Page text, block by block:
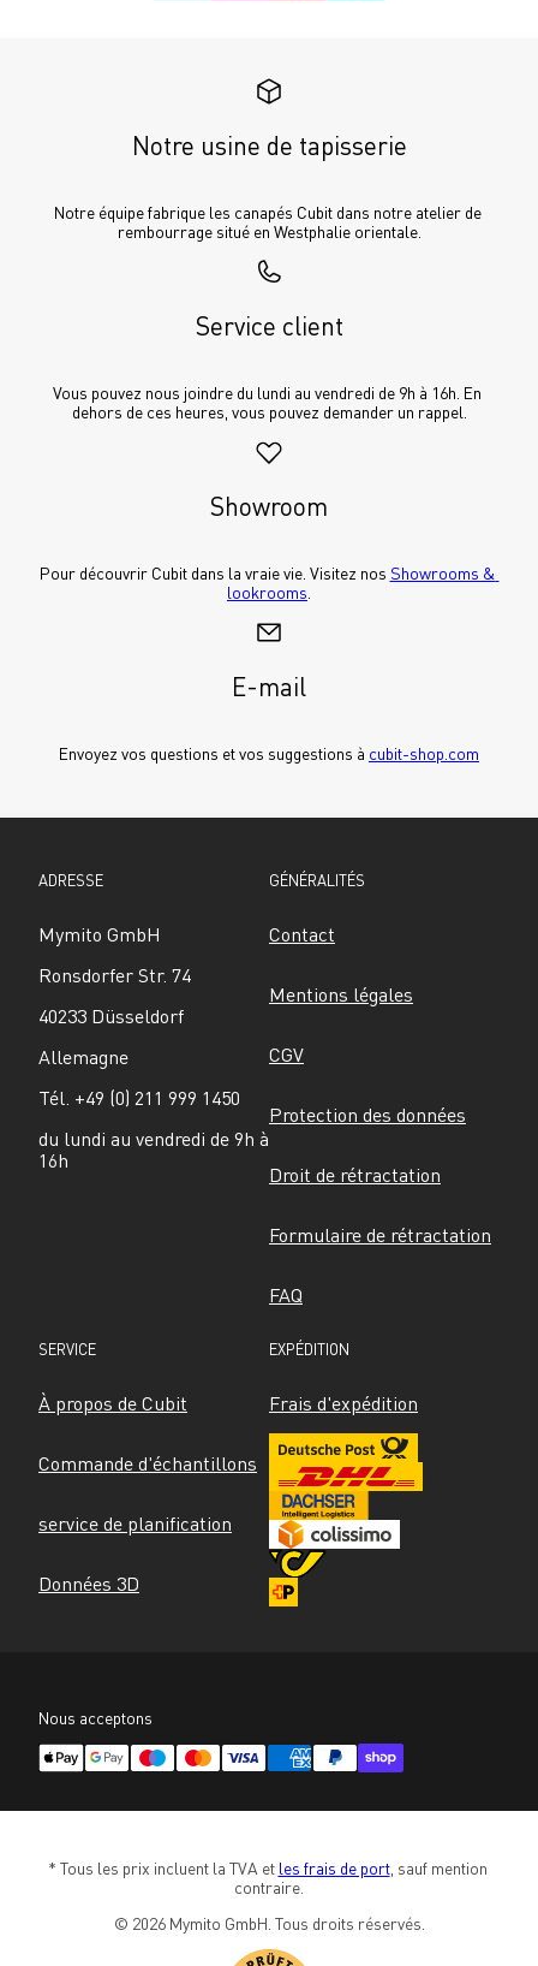
Notre usine de tapisserie
Notre équipe fabrique les canapés Cubit dans notre atelier de
rembourrage situé en Westphalie orientale.
Service client
Vous pouvez nous joindre du lundi au vendredi de 9h à 16h. En
dehors de ces heures, vous pouvez demander un rappel.
Showroom
Pour découvrir Cubit dans la vraie vie. Visitez nos Showrooms &
lookrooms
E-mail
Envoyez vos questions et vos suggestions à cubit-shop.com
ADRESSE
Mymito GmbH
Ronsdorfer Str. 74
40233 Düsseldorf
Allemagne
Tél. +49 (0) 211 999 1450
du lundi au vendredi de 9h à
16h
GÉNÉRALITÉS
Contact
Mentions légales
CGV
Protection des données
Droit de rétractation
Formulaire de rétractation
FAQ
SERVICE
À propos de Cubit
Commande d'échantillons
service de planification
Données 3D
EXPÉDITION
Frais d'expédition
Nous acceptons
* Tous les prix incluent la TVA et les frais de port, sauf mention
contraire.
© 2026 Mymito GmbH. Tous droits réservés.